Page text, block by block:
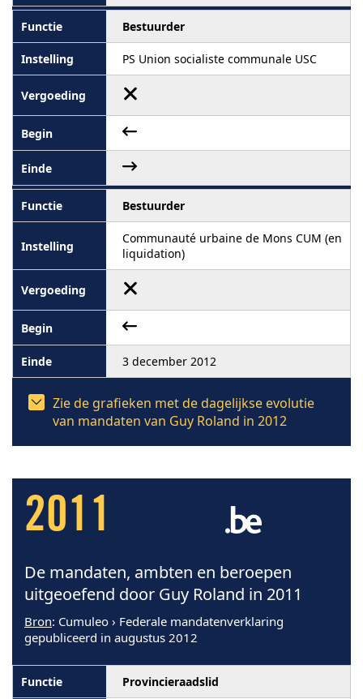
Bestuurder
PS Union socialiste communale USC
Bestuurder
Communauté urbaine de Mons CUM (en
liquidation)
3 december 2012
Zie de grafieken met de dagelijkse evolutie
van mandaten van Guy Roland in 2012
2011
De mandaten, ambten en beroepen
uitgeoefend door Guy Roland in 2011
Bron: Cumuleo › Federale mandatenverklaring
gepubliceerd in augustus 2012
Provincieraadslid